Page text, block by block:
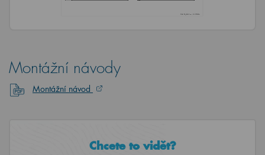
Montážní návody
Montážní návod
Chcete to vidět?